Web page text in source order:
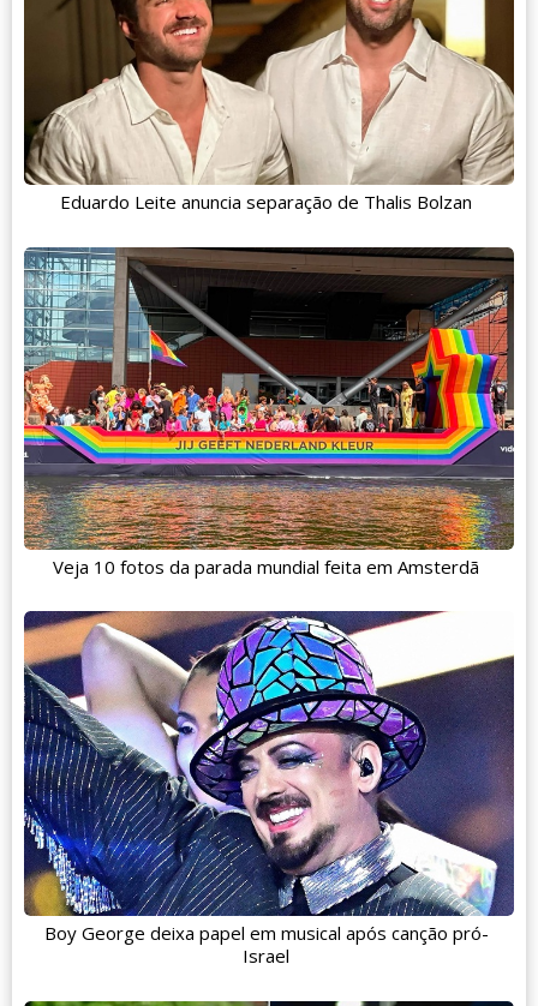
Eduardo Leite anuncia separação de Thalis Bolzan
Veja 10 fotos da parada mundial feita em Amsterdã
Boy George deixa papel em musical após canção pró-
Israel